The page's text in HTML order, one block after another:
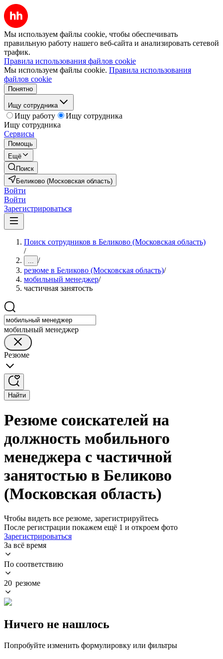
Мы используем файлы cookie, чтобы обеспечивать
правильную работу нашего веб-сайта и анализировать сетевой
трафик.
Правила использования файлов cookie
Мы используем файлы cookie. Правила использования
файлов cookie
Понятно
Ищу сотрудника
Ищу работу
Ищу сотрудника
Ищу сотрудника
Сервисы
Помощь
Ещё
Поиск
Беликово (Московская область)
Войти
Войти
Зарегистрироваться
Поиск сотрудников в Беликово (Московская область)
/
... /
резюме в Беликово (Московская область)/
мобильный менеджер/
частичная занятость
мобильный менеджер
Резюме
Найти
Резюме соискателей на
должность мобильного
менеджера с частичной
занятостью в Беликово
(Московская область)
Чтобы видеть все резюме, зарегистрируйтесь
После регистрации покажем ещё 1 и откроем фото
Зарегистрироваться
За всё время
По соответствию
20 резюме
Ничего не нашлось
Попробуйте изменить формулировку или фильтры